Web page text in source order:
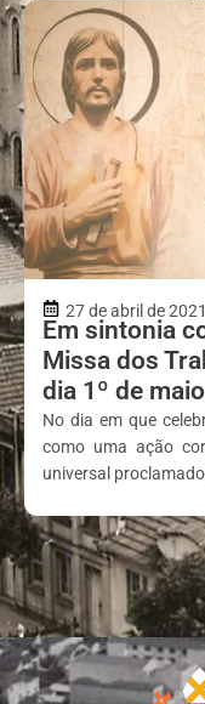
27 de abril de 2021
Em sintonia
Missa dos
dia 1º de
No dia em que
como uma ação
universal